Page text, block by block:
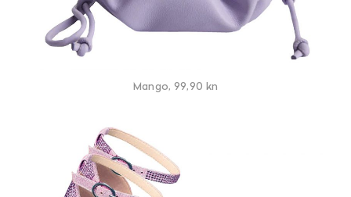
Mango, 99,90 kn